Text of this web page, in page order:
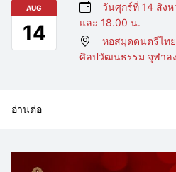
AUG
14
วันศุกร์ที่ 14 สิง
และ 18.00 น.
หอสมุดดนตรีไท
ศิลปวัฒนธรรม จุฬาล
อ่านต่อ